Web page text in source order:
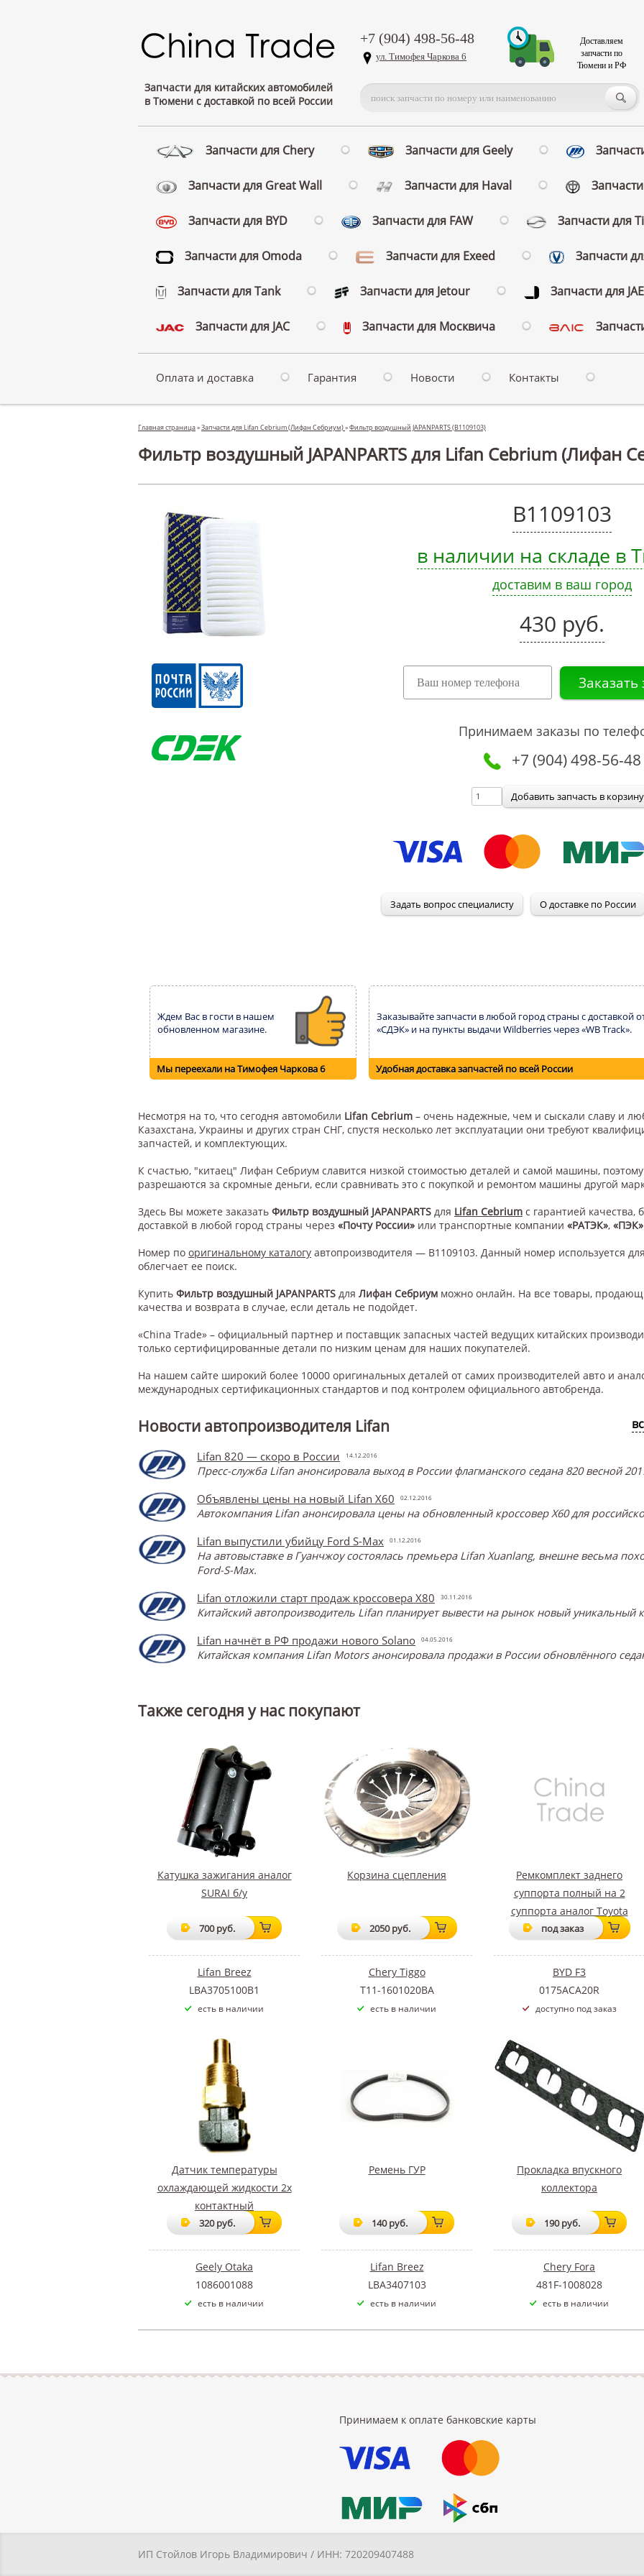
Запчасти для китайских автомобилей
в Тюмени с доставкой по всей России
+7 (904) 498-56-48
ул. Тимофея Чаркова 6
Доставляем
запчасти по
Тюмени и РФ
Запчасти для Chery Запчасти для Geely
Запчасти для Great Wall Запчасти для Haval
Запчасти для BYD Запчасти для FAW Запчасти для
Запчасти для Omoda Запчасти для Exeed Запчасти
Запчасти для Tank Запчасти для Jetour Запчасти для
Запчасти для JAC Запчасти для Москвича
Оплата и доставка Гарантия Новости Контакты
Главная страница»Запчасти для Lifan Cebrium (Лифан Себриум)»Фильтр воздушный JAPANPARTS (B1109103)
Фильтр воздушный JAPANPARTS для Lifan Cebrium (Лифан
B1109103
в наличии на складе в
доставим в ваш город
430 руб.
Принимаем заказы по
+7 (904) 498-56-48
Ждем Вас в гости в нашем
обновленном магазине.
Мы переехали на Тимофея Чаркова 6
Заказывайте запчасти в любой город страны с доставкой
«СДЭК» и на пункты выдачи Wildberries через «WB Track».
Удобная доставка запчастей по всей России
Несмотря на то, что сегодня автомобили Lifan Cebrium – очень надежные, чем и сыскали славу и
Казахстана, Украины и других стран СНГ, спустя несколько лет эксплуатации они требуют
запчастей, и комплектующих.
К счастью, "китаец" Лифан Себриум славится низкой стоимостью деталей и самой машины,
разрешаются за скромные деньги, если сравнивать это с покупкой и ремонтом машины другой
Здесь Вы можете заказать Фильтр воздушный JAPANPARTS для Lifan Cebrium с гарантией качества,
доставкой в любой город страны через «Почту России» или транспортные компании «РАТЭК», «ПЭК»
Номер по оригинальному каталогу автопроизводителя — B1109103. Данный номер используется
облегчает ее поиск.
Купить Фильтр воздушный JAPANPARTS для Лифан Себриум можно онлайн. На все товары,
качества и возврата в случае, если деталь не подойдет.
«China Trade» – официальный партнер и поставщик запасных частей ведущих китайских
только сертифицированные детали по низким ценам для наших покупателей.
На нашем сайте широкий более 10000 оригинальных деталей от самих производителей авто и
международных сертификационных стандартов и под контролем официального автобренда.
Новости автопроизводителя Lifan
Lifan 820 — скоро в России 14.12.2016
Пресс-служба Lifan анонсировала выход в России флагманского седана 820 весной
Объявлены цены на новый Lifan X60
02.12.2016
Автокомпания Lifan анонсировала цены на обновленный кроссовер X60 для
Lifan выпустили убийцу Ford S-Max
01.12.2016
На автовыставке в Гуанчжоу состоялась премьера Lifan Xuanlang, внешне весьма
Ford-S-Max.
Lifan отложили старт продаж кроссовера X80
30.11.2016
Китайский автопроизводитель Lifan планирует вывести на рынок новый уникальный
Lifan начнёт в РФ продажи нового Solano
04.05.2016
Китайская компания Lifan Motors анонсировала продажи в России обновлённого
Также сегодня у нас покупают
Катушка зажигания аналог
SURAI б/у
700 руб.
Lifan Breez
LBA3705100B1
есть в наличии
Корзина сцепления
2050 руб.
Chery Tiggo
T11-1601020BA
есть в наличии
Ремкомплект заднего
суппорта полный на 2
суппорта аналог Toyota
под заказ
BYD F3
0175ACA20R
доступно под заказ
Датчик температуры
охлаждающей жидкости 2х
контактный
320 руб.
Geely Otaka
1086001088
есть в наличии
Ремень ГУР
140 руб.
Lifan Breez
LBA3407103
есть в наличии
Прокладка впускного
коллектора
190 руб.
Chery Fora
481F-1008028
есть в наличии
Принимаем к оплате банковские карты
ИП Стойлов Игорь Владимирович / ИНН: 720209407488